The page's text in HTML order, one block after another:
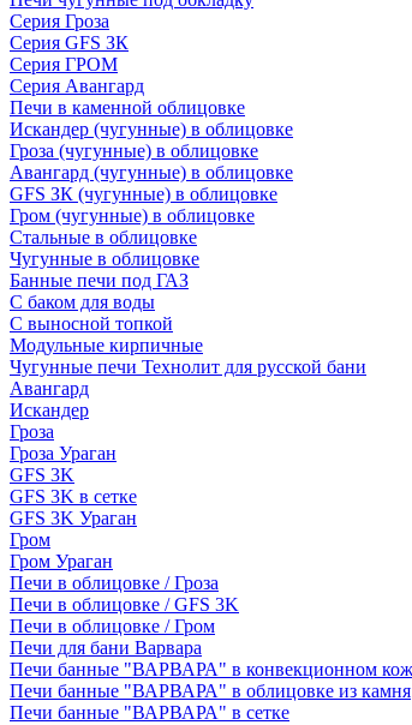
Серия Гроза
Серия GFS ЗК
Серия ГРОМ
Серия Авангард
Печи в каменной облицовке
Искандер (чугунные) в облицовке
Гроза (чугунные) в облицовке
Авангард (чугунные) в облицовке
GFS ЗК (чугунные) в облицовке
Гром (чугунные) в облицовке
Стальные в облицовке
Чугунные в облицовке
Банные печи под ГАЗ
С баком для воды
С выносной топкой
Модульные кирпичные
Чугунные печи Технолит для русской бани
Авангард
Искандер
Гроза
Гроза Ураган
GFS 3K
GFS 3K в сетке
GFS 3K Ураган
Гром
Гром Ураган
Печи в облицовке / Гроза
Печи в облицовке / GFS 3K
Печи в облицовке / Гром
Печи для бани Варвара
Печи банные "ВАРВАРА" в конвекционном
Печи банные "ВАРВАРА" в облицовке из камня
Печи банные "ВАРВАРА" в сетке